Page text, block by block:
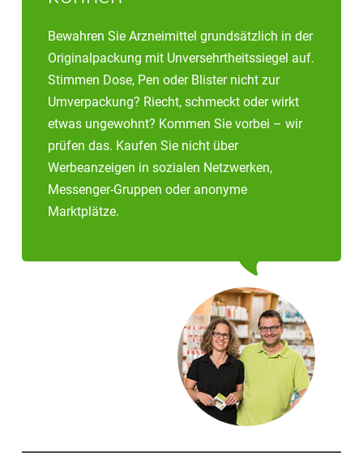
Bewahren Sie Arzneimittel grundsätzlich in der
Originalpackung mit Unversehrtheitssiegel auf.
Stimmen Dose, Pen oder Blister nicht zur
Umverpackung? Riecht, schmeckt oder wirkt
etwas ungewohnt? Kommen Sie vorbei – wir
prüfen das. Kaufen Sie nicht über
Werbeanzeigen in sozialen Netzwerken,
Messenger-Gruppen oder anonyme
Marktplätze.